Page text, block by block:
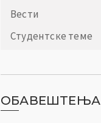
Вести
Студентске теме
ОБАВЕШТЕЊА